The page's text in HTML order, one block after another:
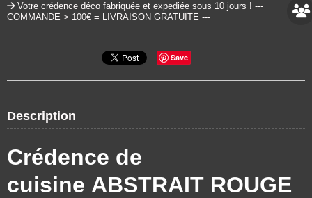
Votre crédence déco fabriquée et expediée sous 10 jours ! ---
COMMANDE > 100€ = LIVRAISON GRATUITE ---
Save
Description
Crédence de
cuisine ABSTRAIT ROUGE